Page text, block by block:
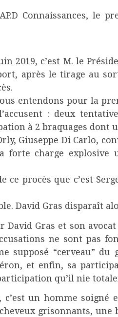
Connaissances, le
2019, c’est M. le
après le tirage au
entendons pour la
: deux
à 2 braquages dont
Giuseppe Di Carlo,
forte charge
ce procès que c’est
David Gras disparaît
David Gras et son
ne sont pas
supposé “cerveau”
et enfin, sa
qu’il nie
c’est un homme soigné
grisonnants,